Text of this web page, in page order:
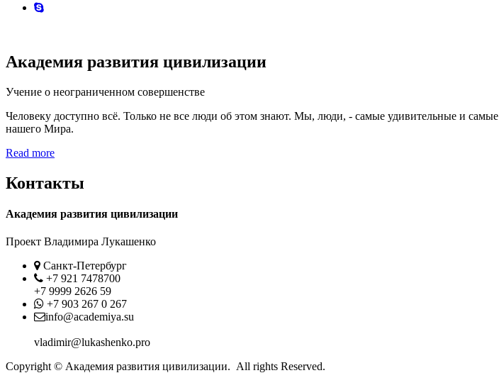
skype
Академия развития цивилизации
Учение о неограниченном совершенстве
Человеку доступно всё. Только не все люди об этом знают. Мы, люди, - самые удивительные и
нашего Мира.
Read more
Контакты
Академия развития цивилизации
Проект Владимира Лукашенко
Location
Санкт-Петербург
Phone
+7 921 7478700
+7 9999 2626 59
Whatsapp
+7 903 267 0 267
Contact
info@academiya.su
vladimir@lukashenko.pro
Copyright © Академия развития цивилизации. All rights Reserved.